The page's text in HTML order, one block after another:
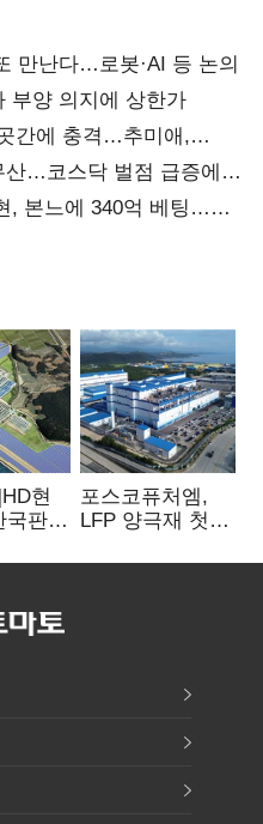
만난다…로봇·AI 등 논의
부양 의지에 상한가
간에 충격…추미애,
수
산…코스닥 벌점 급증에
, 본느에 340억 베팅…
현
국판
택이
포스코퓨처엠,
LFP 양극재 첫
ESS 시장 공략